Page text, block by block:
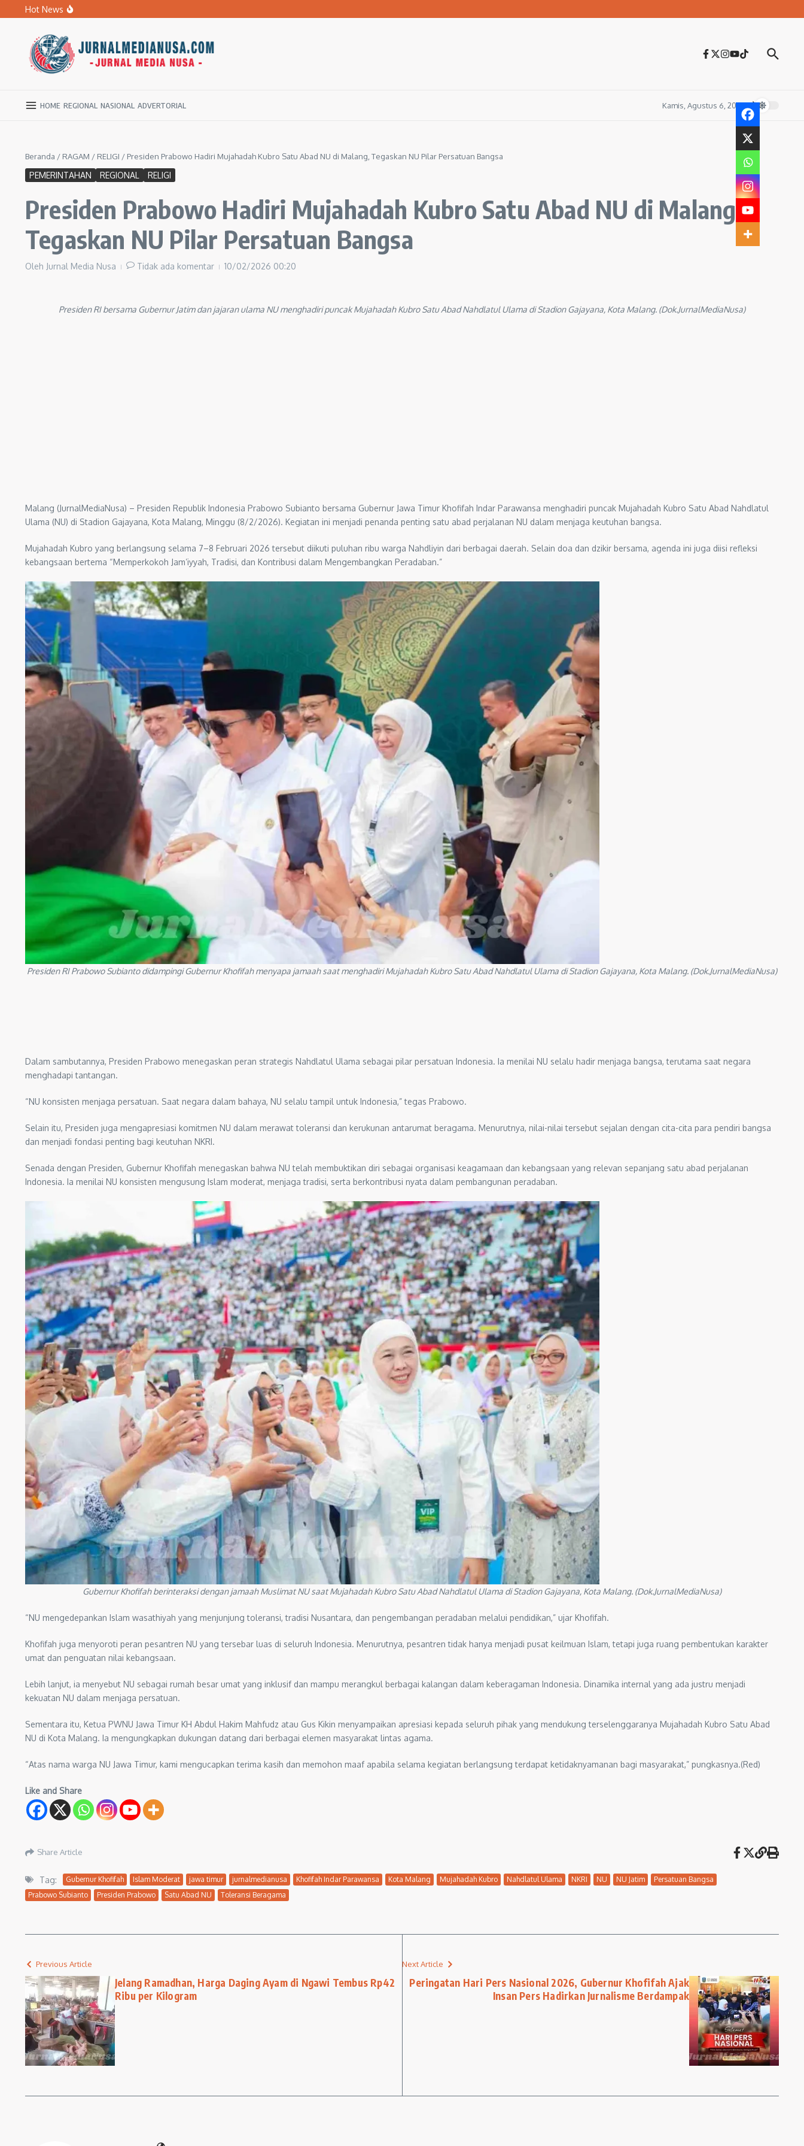
Lewati ke konten
Hot News
Kupas Pola Asuh Berbasis Otak Anak, SD Muhammadiyah 1 Ngawi Gelar Seminar Golden Parenting
HOME REGIONAL NASIONAL ADVERTORIAL Kamis, Agustus 6, 2026
Beranda / RAGAM / RELIGI / Presiden Prabowo Hadiri Mujahadah Kubro Satu Abad NU di Malang, Tegaskan NU Pilar Persatuan Bangsa
PEMERINTAHAN REGIONAL RELIGI
Presiden Prabowo Hadiri Mujahadah Kubro Satu Abad NU di Malang,
Tegaskan NU Pilar Persatuan Bangsa
Oleh Jurnal Media Nusa Tidak ada komentar 10/02/2026 00:20
Presiden RI bersama Gubernur Jatim dan jajaran ulama NU menghadiri puncak Mujahadah Kubro Satu Abad Nahdlatul Ulama di Stadion Gajayana, Kota Malang. (Dok.JurnalMediaNusa)
Malang (JurnalMediaNusa) – Presiden Republik Indonesia Prabowo Subianto bersama Gubernur Jawa Timur Khofifah Indar Parawansa menghadiri puncak Mujahadah Kubro Satu Abad Nahdlatul
Ulama (NU) di Stadion Gajayana, Kota Malang, Minggu (8/2/2026). Kegiatan ini menjadi penanda penting satu abad perjalanan NU dalam menjaga keutuhan bangsa.
Mujahadah Kubro yang berlangsung selama 7–8 Februari 2026 tersebut diikuti puluhan ribu warga Nahdliyin dari berbagai daerah. Selain doa dan dzikir bersama, agenda ini juga diisi refleksi
kebangsaan bertema “Memperkokoh Jam’iyyah, Tradisi, dan Kontribusi dalam Mengembangkan Peradaban.”
Presiden RI Prabowo Subianto didampingi Gubernur Khofifah menyapa jamaah saat menghadiri Mujahadah Kubro Satu Abad Nahdlatul Ulama di Stadion Gajayana, Kota Malang. (Dok.JurnalMediaNusa)
Dalam sambutannya, Presiden Prabowo menegaskan peran strategis Nahdlatul Ulama sebagai pilar persatuan Indonesia. Ia menilai NU selalu hadir menjaga bangsa, terutama saat negara
menghadapi tantangan.
“NU konsisten menjaga persatuan. Saat negara dalam bahaya, NU selalu tampil untuk Indonesia,” tegas Prabowo.
Selain itu, Presiden juga mengapresiasi komitmen NU dalam merawat toleransi dan kerukunan antarumat beragama. Menurutnya, nilai-nilai tersebut sejalan dengan cita-cita para pendiri bangsa
dan menjadi fondasi penting bagi keutuhan NKRI.
Senada dengan Presiden, Gubernur Khofifah menegaskan bahwa NU telah membuktikan diri sebagai organisasi keagamaan dan kebangsaan yang relevan sepanjang satu abad perjalanan
Indonesia. Ia menilai NU konsisten mengusung Islam moderat, menjaga tradisi, serta berkontribusi nyata dalam pembangunan peradaban.
Gubernur Khofifah berinteraksi dengan jamaah Muslimat NU saat Mujahadah Kubro Satu Abad Nahdlatul Ulama di Stadion Gajayana, Kota Malang. (Dok.JurnalMediaNusa)
“NU mengedepankan Islam wasathiyah yang menjunjung toleransi, tradisi Nusantara, dan pengembangan peradaban melalui pendidikan,” ujar Khofifah.
Khofifah juga menyoroti peran pesantren NU yang tersebar luas di seluruh Indonesia. Menurutnya, pesantren tidak hanya menjadi pusat keilmuan Islam, tetapi juga ruang pembentukan karakter
umat dan penguatan nilai kebangsaan.
Lebih lanjut, ia menyebut NU sebagai rumah besar umat yang inklusif dan mampu merangkul berbagai kalangan dalam keberagaman Indonesia. Dinamika internal yang ada justru menjadi
kekuatan NU dalam menjaga persatuan.
Sementara itu, Ketua PWNU Jawa Timur KH Abdul Hakim Mahfudz atau Gus Kikin menyampaikan apresiasi kepada seluruh pihak yang mendukung terselenggaranya Mujahadah Kubro Satu Abad
NU di Kota Malang. Ia mengungkapkan dukungan datang dari berbagai elemen masyarakat lintas agama.
“Atas nama warga NU Jawa Timur, kami mengucapkan terima kasih dan memohon maaf apabila selama kegiatan berlangsung terdapat ketidaknyamanan bagi masyarakat,” pungkasnya.(Red)
Like and Share
Share Article
Tag: Gubernur Khofifah Islam Moderat jawa timur jurnalmedianusa Khofifah Indar Parawansa Kota Malang Mujahadah Kubro Nahdlatul Ulama NKRI NU NU Jatim
Persatuan Bangsa
Prabowo Subianto
Presiden Prabowo Satu Abad NU Toleransi Beragama
Previous Article
Jelang Ramadhan, Harga Daging Ayam di Ngawi Tembus Rp42
Ribu per Kilogram
Next Article
Peringatan Hari Pers Nasional 2026, Gubernur Khofifah Ajak
Insan Pers Hadirkan Jurnalisme Berdampak